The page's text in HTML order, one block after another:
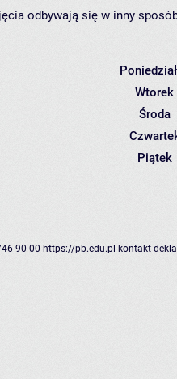
odbywają się w inny
Wtorek
Środa
Piątek
90 00 https://pb.edu.pl kontakt